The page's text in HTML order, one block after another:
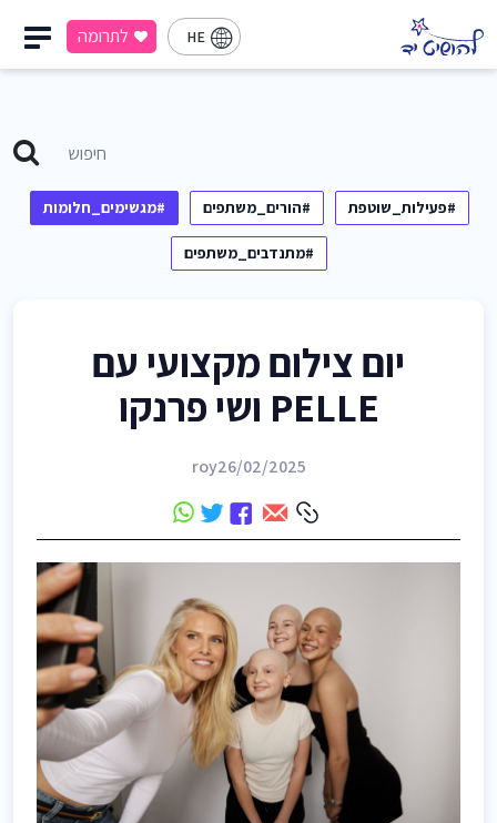
HE לתרומה
#פעילות_שוטפת #הורים_משתפים #מגשימים_חלומות
#מתנדבים_משתפים
יום צילום מקצועי עם
PELLE ושי פרנקו
roy26/02/2025